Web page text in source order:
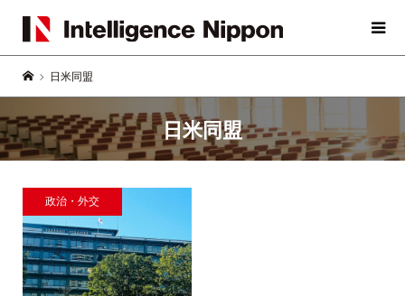
日米同盟
日米同盟
政治・外交